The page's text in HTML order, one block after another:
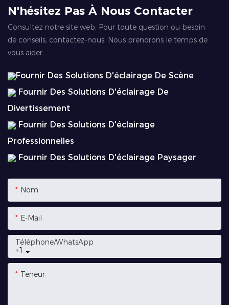
N'hésitez Pas À Nous Contacter
Consultez notre site web. Pour toute question ou besoin
de conseils, contactez-nous. Nous prendrons le temps de
vous aider.
Fournir Des Solutions D'éclairage De Scène
Fournir Des Solutions D'éclairage De
Divertissement
Fournir Des Solutions D'éclairage
Professionnelles
Fournir Des Solutions D'éclairage Paysager
Nom
E-Mail
+1
Téléphone/WhatsApp
Teneur